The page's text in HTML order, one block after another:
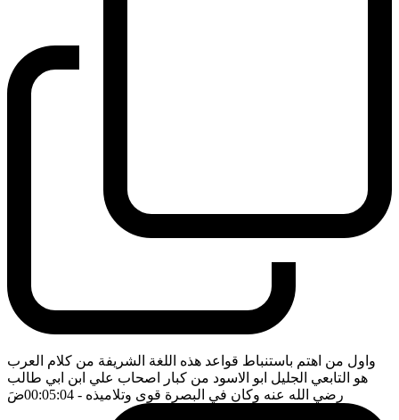
واول من اهتم باستنباط قواعد هذه اللغة الشريفة من كلام العرب
هو التابعي الجليل ابو الاسود من كبار اصحاب علي ابن ابي طالب
رضي الله عنه وكان في البصرة قوى وتلاميذه - 00:05:04 ضَ